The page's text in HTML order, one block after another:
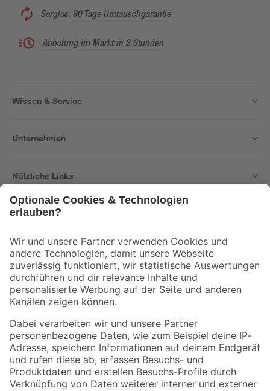
Sorglos, 90 Tage Umtauschgarantie
Abholung im Markt in 2 Stunden
Wissen & Service
Unternehmen
Nützliche Links
Der toom Newsletter: Keine Angebote und Aktionen mehr verpassen!
Zur Newsletter Anmeldung
Folge uns
Zahlungsarten Versandarten